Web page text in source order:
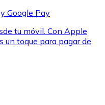
Google Pay
tu móvil. Con Apple
un toque para pagar de